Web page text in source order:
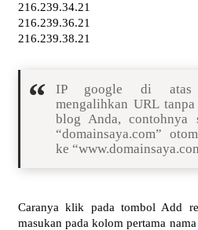
216.239.34.21
216.239.36.21
216.239.38.21
IP google di atas
mengalihkan URL
blog Anda, contohnya
“domainsaya.com”
ke
Caranya klik pada tombol Add
masukan pada kolom pertama